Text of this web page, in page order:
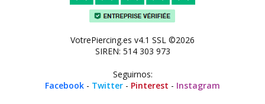
VotrePiercing.es v4.1 SSL ©2026
SIREN: 514 303 973
Seguirnos:
Facebook - Twitter - Pinterest - Instagram